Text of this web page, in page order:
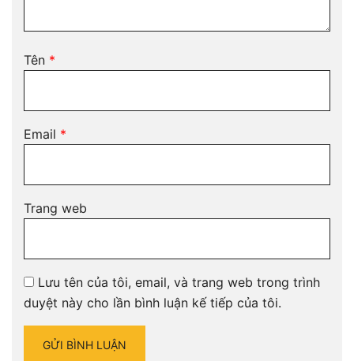
Tên *
Email *
Trang web
Lưu tên của tôi, email, và trang web trong trình
duyệt này cho lần bình luận kế tiếp của tôi.